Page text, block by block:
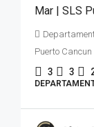
Mar | SLS
Puerto Cancun
3 3